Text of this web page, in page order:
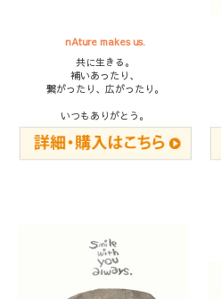
nAture makes us.
共に生きる。
補いあったり、
繋がったり、広がったり。
いつもありがとう。